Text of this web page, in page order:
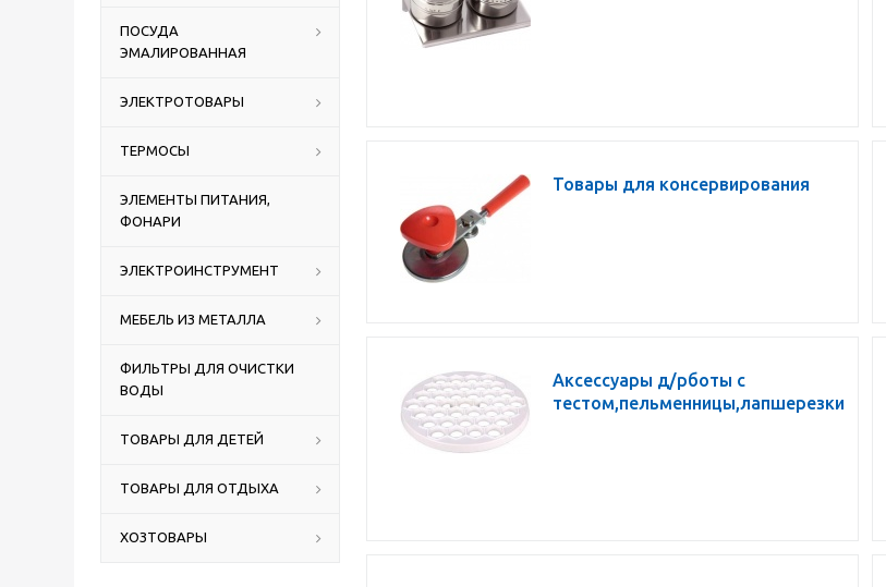
ПОСУДА
ЭМАЛИРОВАННАЯ
ЭЛЕКТРОТОВАРЫ
ТЕРМОСЫ
ЭЛЕМЕНТЫ ПИТАНИЯ,
ФОНАРИ
ЭЛЕКТРОИНСТРУМЕНТ
МЕБЕЛЬ ИЗ МЕТАЛЛА
ФИЛЬТРЫ ДЛЯ ОЧИСТКИ
ВОДЫ
ТОВАРЫ ДЛЯ ДЕТЕЙ
ТОВАРЫ ДЛЯ ОТДЫХА
ХОЗТОВАРЫ
Товары для консервирования
Аксессуары д/рботы с
тестом,пельменницы,лапшерезки